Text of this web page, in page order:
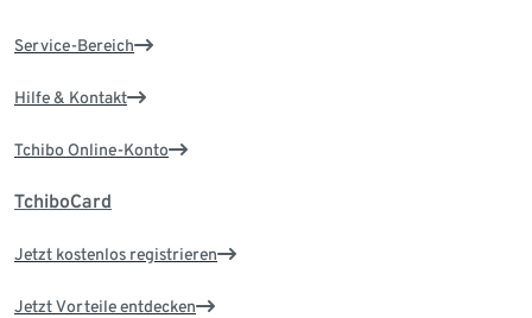
Service-Bereich
Hilfe & Kontakt
Tchibo Online-Konto
TchiboCard
Jetzt kostenlos registrieren
Jetzt Vorteile entdecken